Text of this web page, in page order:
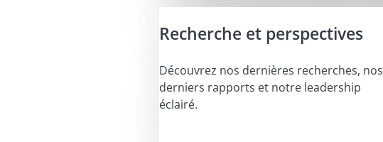
Recherche et perspectives
Découvrez nos dernières recherches, nos
derniers rapports et notre leadership
éclairé.